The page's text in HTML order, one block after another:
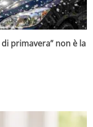
primavera” non è la